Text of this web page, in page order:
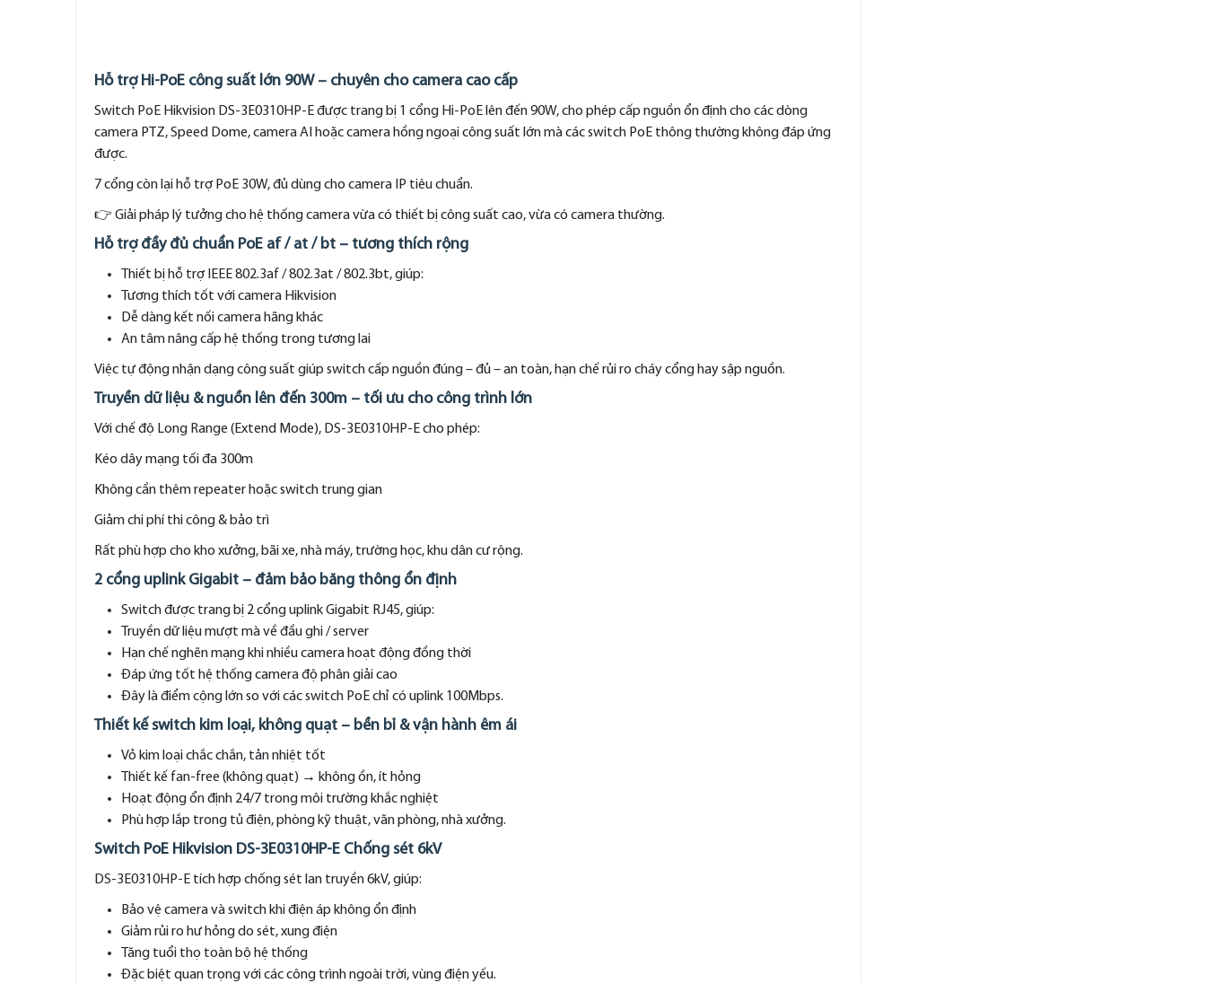
Hỗ trợ Hi-PoE công suất lớn 90W – chuyên cho camera cao cấp
Switch PoE Hikvision DS-3E0310HP-E được trang bị 1 cổng Hi-PoE lên đến 90W, cho phép cấp nguồn ổn định cho các dòng
camera PTZ, Speed Dome, camera AI hoặc camera hồng ngoại công suất lớn mà các switch PoE thông thường không đáp ứng
được.
7 cổng còn lại hỗ trợ PoE 30W, đủ dùng cho camera IP tiêu chuẩn.
👉 Giải pháp lý tưởng cho hệ thống camera vừa có thiết bị công suất cao, vừa có camera thường.
Hỗ trợ đầy đủ chuẩn PoE af / at / bt – tương thích rộng
Thiết bị hỗ trợ IEEE 802.3af / 802.3at / 802.3bt, giúp:
Tương thích tốt với camera Hikvision
Dễ dàng kết nối camera hãng khác
An tâm nâng cấp hệ thống trong tương lai
Việc tự động nhận dạng công suất giúp switch cấp nguồn đúng – đủ – an toàn, hạn chế rủi ro cháy cổng hay sập nguồn.
Truyền dữ liệu & nguồn lên đến 300m – tối ưu cho công trình lớn
Với chế độ Long Range (Extend Mode), DS-3E0310HP-E cho phép:
Kéo dây mạng tối đa 300m
Không cần thêm repeater hoặc switch trung gian
Giảm chi phí thi công & bảo trì
Rất phù hợp cho kho xưởng, bãi xe, nhà máy, trường học, khu dân cư rộng.
2 cổng uplink Gigabit – đảm bảo băng thông ổn định
Switch được trang bị 2 cổng uplink Gigabit RJ45, giúp:
Truyền dữ liệu mượt mà về đầu ghi / server
Hạn chế nghẽn mạng khi nhiều camera hoạt động đồng thời
Đáp ứng tốt hệ thống camera độ phân giải cao
Đây là điểm cộng lớn so với các switch PoE chỉ có uplink 100Mbps.
Thiết kế switch kim loại, không quạt – bền bỉ & vận hành êm ái
Vỏ kim loại chắc chắn, tản nhiệt tốt
Thiết kế fan-free (không quạt) → không ồn, ít hỏng
Hoạt động ổn định 24/7 trong môi trường khắc nghiệt
Phù hợp lắp trong tủ điện, phòng kỹ thuật, văn phòng, nhà xưởng.
Switch PoE Hikvision DS-3E0310HP-E Chống sét 6kV
DS-3E0310HP-E tích hợp chống sét lan truyền 6kV, giúp:
Bảo vệ camera và switch khi điện áp không ổn định
Giảm rủi ro hư hỏng do sét, xung điện
Tăng tuổi thọ toàn bộ hệ thống
Đặc biệt quan trọng với các công trình ngoài trời, vùng điện yếu.